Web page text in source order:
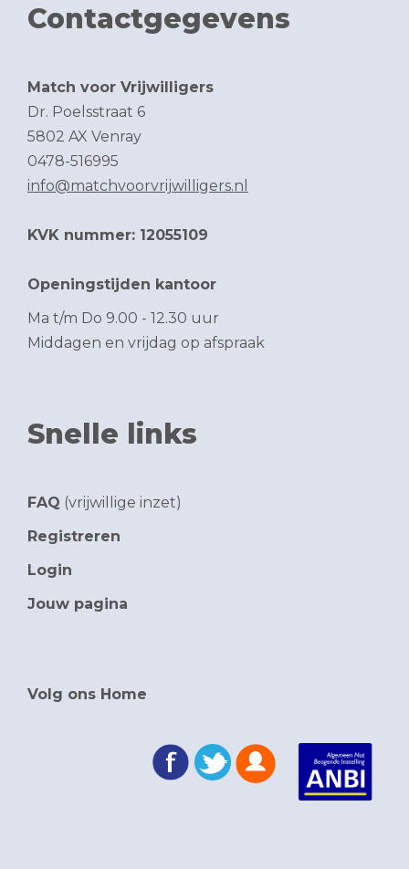
Contactgegevens
Match voor Vrijwilligers
Dr. Poelsstraat 6
5802 AX Venray
0478-516995
info@matchvoorvrijwilligers.nl
KVK nummer: 12055109
Openingstijden kantoor
Ma t/m Do 9.00 - 12.30 uur
Middagen en vrijdag op afspraak
Snelle links
FAQ (vrijwillige inzet)
Registreren
Login
Jouw pagina
Volg ons Home